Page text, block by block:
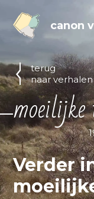
canon
Verder
terug
naar verhalen